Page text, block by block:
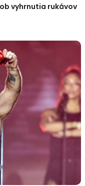
vyhrnutia rukávov